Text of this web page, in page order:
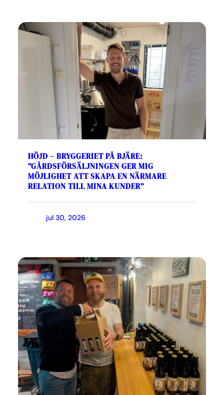
HÖJD – BRYGGERIET PÅ BJÄRE:
”GÅRDSFÖRSÄLJNINGEN GER MIG
MÖJLIGHET ATT SKAPA EN NÄRMARE
RELATION TILL MINA KUNDER”
jul 30, 2026